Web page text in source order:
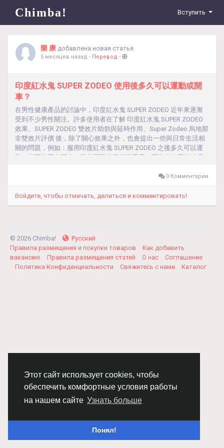
Этот сайт использует cookies, чтобы
обеспечить комфортные условия работы
на нашем сайте Узнать больше
Понял!
Chimba! Вступить
樂 康 добавлена новая статья
5 месяцев назад - Перевод -
印度紅水鬼 SUPER ZODEO 使用後多久可以運動或開
車？
在男性健康產品的討論中，印度紅水鬼 SUPER ZODEO 近年來逐漸
受到不少男性關注。許多使用者在了解 印度紅水鬼 SUPER ZODEO
效果、SUPER ZODEO 雙效片助勃與延時作用、Super Zodeo 烏地那
非雙效片評價 後，除了關心效果之外，也會提出一些與日常生活相
關的問題，例如：服用印度紅水鬼 SUPER ZODEO 之後多久可以運
動？能不能馬上開車？這些問題其實相當重要，因為任何男性健康
在使用 印度紅水鬼 SUPER ZODEO 雙效片 後，了解合適的休息時間
ZODEO 的作用原理 印度紅水鬼 SUPER ZODEO（Super...
0 Комментарии
Войдите, чтобы отмечать, делиться и комментировать!
© 2026 Chimba!
Русский
Правила размещения и покупки товаров
Как добавить
вакансию
Правила размещения статей О нас
Соглашение
Политика Конфиденциальности
Свяжитесь с нами Каталог